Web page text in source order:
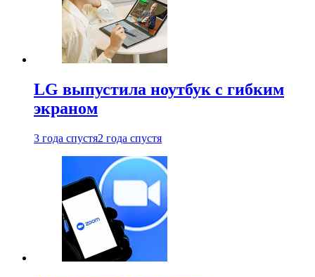
LG выпустила ноутбук с гибким
экраном
3 года спустя2 года спустя